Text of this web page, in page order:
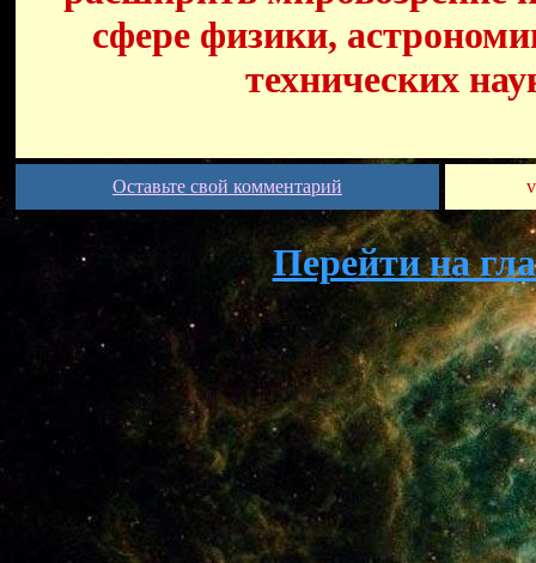
сфере физики,
технических
Оставьте свой комментарий
Перейти на